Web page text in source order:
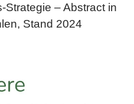
Strategie – Abstract in
Stand 2024